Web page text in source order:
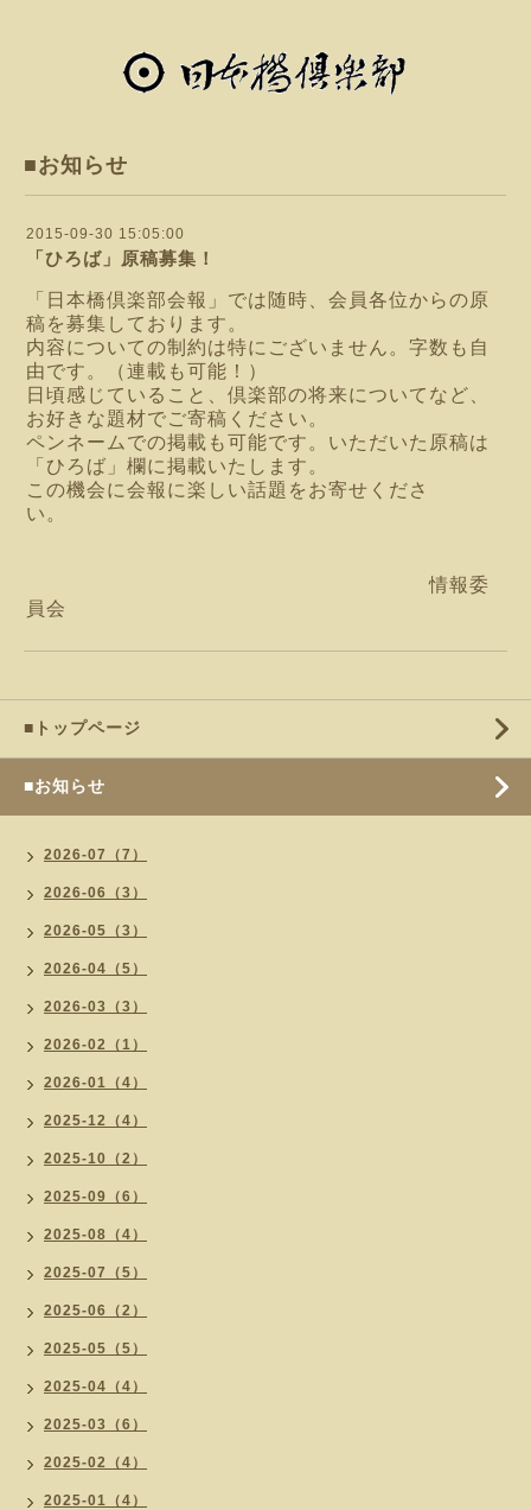
■お知らせ
2015-09-30 15:05:00
「ひろば」原稿募集！
「日本橋倶楽部会報」では随時、会員各位からの原
稿を募集しております。
内容についての制約は特にございません。字数も自
由です。（連載も可能！）
日頃感じていること、倶楽部の将来についてなど、
お好きな題材でご寄稿ください。
ペンネームでの掲載も可能です。いただいた原稿は
「ひろば」欄に掲載いたします。
この機会に会報に楽しい話題をお寄せくださ
い。
情報委
員会
■トップページ
■お知らせ
2026-07（7）
2026-06（3）
2026-05（3）
2026-04（5）
2026-03（3）
2026-02（1）
2026-01（4）
2025-12（4）
2025-10（2）
2025-09（6）
2025-08（4）
2025-07（5）
2025-06（2）
2025-05（5）
2025-04（4）
2025-03（6）
2025-02（4）
2025-01（4）